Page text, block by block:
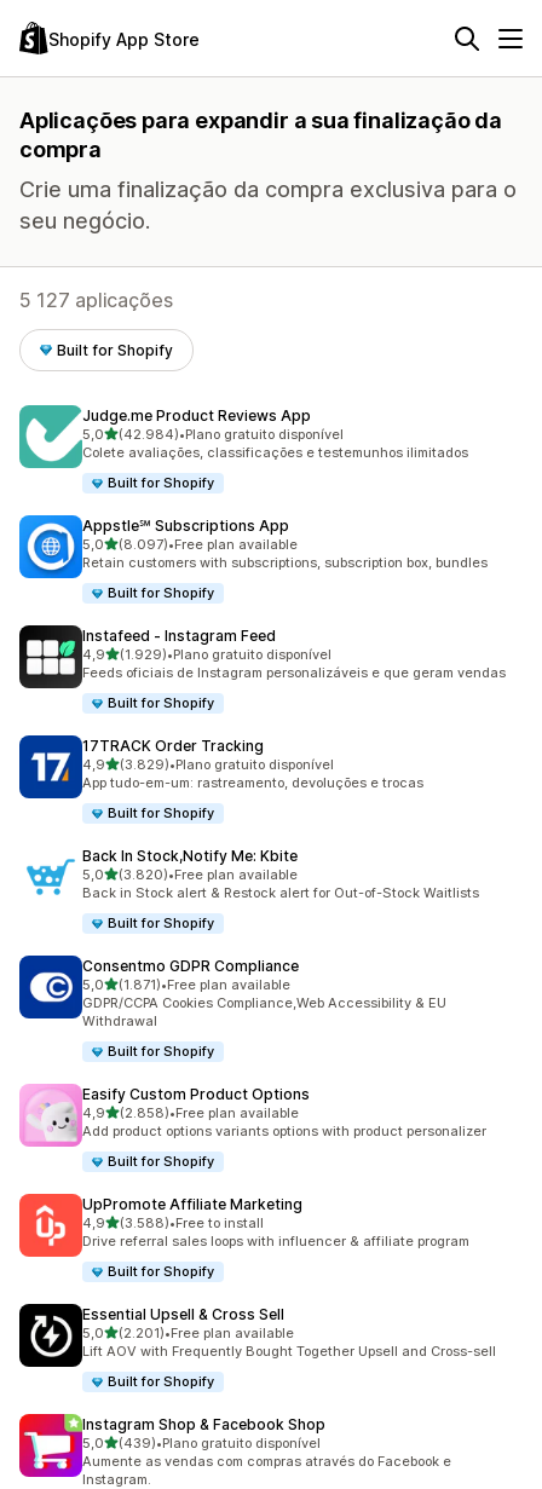
Shopify App Store
Aplicações para expandir a sua finalização da
compra
Crie uma finalização da compra exclusiva para o
seu negócio.
5 127 aplicações
Built for Shopify
Judge.me Product Reviews App
5,0de 5 estrelas
(42.984)
42984 total de avaliações
•Plano gratuito disponível
Colete avaliações, classificações e testemunhos ilimitados
Built for Shopify
Appstle℠ Subscriptions App
5,0de 5 estrelas
(8.097)
8097 total de avaliações
•Free plan available
Retain customers with subscriptions, subscription box, bundles
Built for Shopify
Instafeed ‑ Instagram Feed
4,9de 5 estrelas
(1.929)
1929 total de avaliações
•Plano gratuito disponível
Feeds oficiais de Instagram personalizáveis e que geram vendas
Built for Shopify
17TRACK Order Tracking
4,9de 5 estrelas
(3.829)
3829 total de avaliações
•Plano gratuito disponível
App tudo-em-um: rastreamento, devoluções e trocas
Built for Shopify
Back In Stock,Notify Me: Kbite
5,0de 5 estrelas
(3.820)
3820 total de avaliações
•Free plan available
Back in Stock alert & Restock alert for Out-of-Stock Waitlists
Built for Shopify
Consentmo GDPR Compliance
5,0de 5 estrelas
(1.871)
1871 total de avaliações
•Free plan available
GDPR/CCPA Cookies Compliance,Web Accessibility & EU
Withdrawal
Built for Shopify
Easify Custom Product Options
4,9de 5 estrelas
(2.858)
2858 total de avaliações
•Free plan available
Add product options variants options with product personalizer
Built for Shopify
UpPromote Affiliate Marketing
4,9de 5 estrelas
(3.588)
3588 total de avaliações
•Free to install
Drive referral sales loops with influencer & affiliate program
Built for Shopify
Essential Upsell & Cross Sell
5,0de 5 estrelas
(2.201)
2201 total de avaliações
•Free plan available
Lift AOV with Frequently Bought Together Upsell and Cross-sell
Built for Shopify
Instagram Shop & Facebook Shop
5,0de 5 estrelas
(439)
439 total de avaliações
•Plano gratuito disponível
Aumente as vendas com compras através do Facebook e
Instagram.